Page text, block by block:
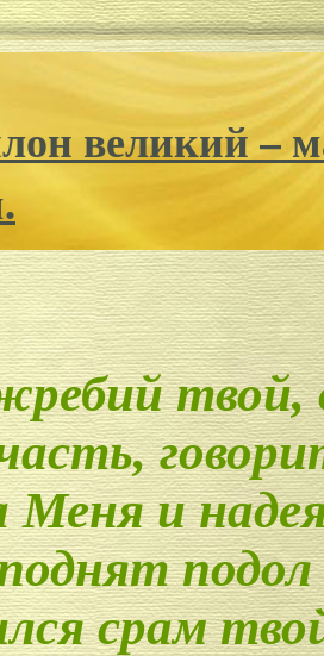
великий –
твой,
Меня и
срам